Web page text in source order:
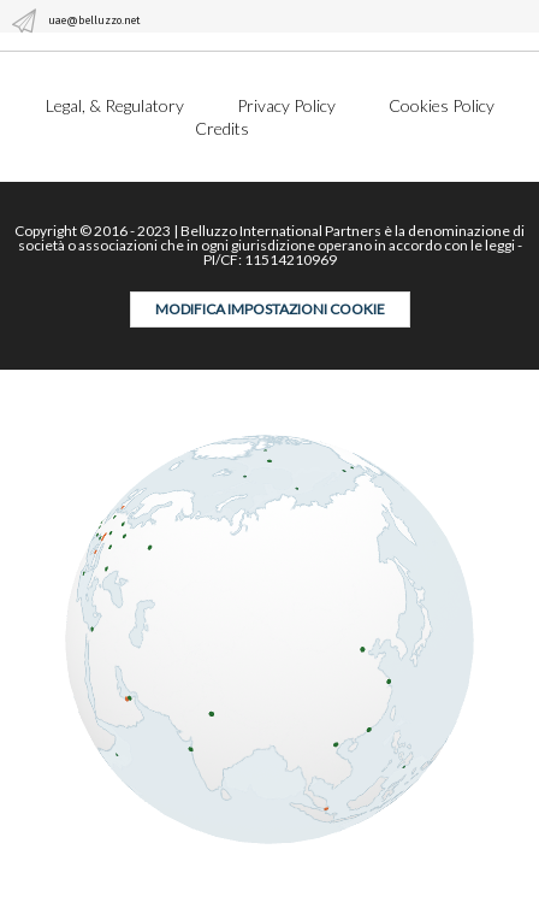
uae@belluzzo.net
Legal, & Regulatory Privacy Policy
Cookies Policy
Credits
Copyright © 2016 - 2023 | Belluzzo International Partners è la denominazione di
società o associazioni che in ogni giurisdizione operano in accordo con le leggi -
PI/CF: 11514210969
MODIFICA IMPOSTAZIONI COOKIE